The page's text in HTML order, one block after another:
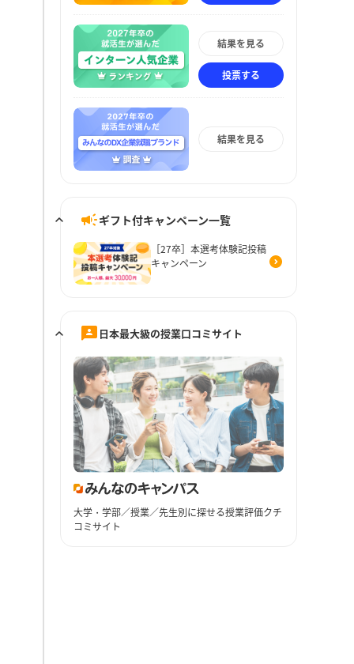
結果を見る
投票する
結果を見る
ギフト付キャンペーン一覧
［27卒］本選考体験記投稿
キャンペーン
日本最大級の授業口コミサイト
大学・学部／授業／先生別に探せる授業評価クチ
コミサイト